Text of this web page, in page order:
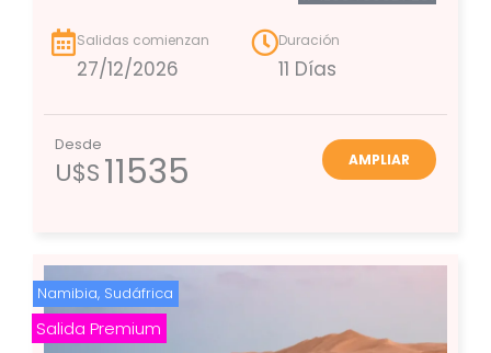
Salidas comienzan
27/12/2026
Duración
11 Días
Desde
U$S11535 AMPLIAR
Namibia, Sudáfrica
Salida Premium